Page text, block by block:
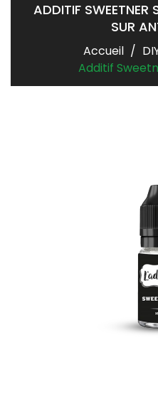
ADDITIF SWEETNER
SUR
Accueil
Additif